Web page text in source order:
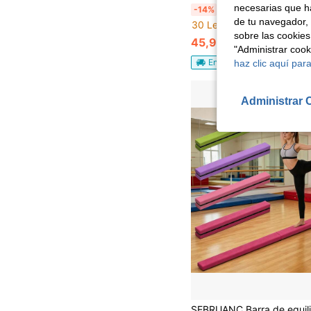
-14%
Barra de equilibrio barra de gimnasia plegable barra de gimnasia barra de equilibrio de
30 Left
45,99€ 53,99€
Envío Rápido
necesarias que
de tu
sobre las
"Administrar
haz clic aquí
Administrar